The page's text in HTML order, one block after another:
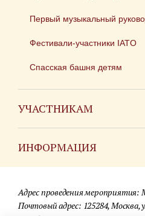
Первый музыкальный
Фестивали-участники IATO
Спасская башня детям
УЧАСТНИКАМ
ИНФОРМАЦИЯ
Для СМИ
Адрес проведения мероприятия:
Почтовый адрес: 125284, Москва,